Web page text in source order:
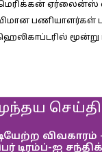
ஏர்லைன்ஸ்
பணியாளர்கள்
மூன்று
செய்தி
விவகாரம்
டிரம்ப்-ஐ